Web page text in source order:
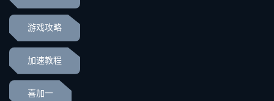
游戏攻略
加速教程
喜加一